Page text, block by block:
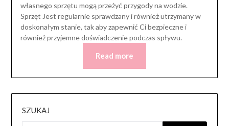
własnego sprzętu mogą przeżyć przygody na wodzie.
Sprzęt Jest regularnie sprawdzany i również utrzymany w
doskonałym stanie, tak aby zapewnić Ci bezpieczne i
również przyjemne doświadczenie podczas spływu.
Read more
SZUKAJ